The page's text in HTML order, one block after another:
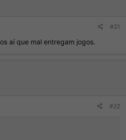
#21
aí que mal entregam jogos.
#22